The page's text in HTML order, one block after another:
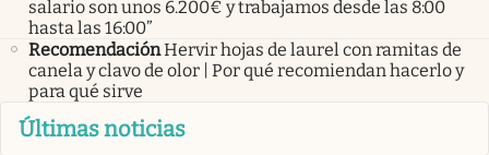
salario son unos 6.200€ y trabajamos desde las 8:00
hasta las 16:00”
RecomendaciónHervir hojas de laurel con ramitas de
canela y clavo de olor | Por qué recomiendan hacerlo y
para qué sirve
Últimas noticias